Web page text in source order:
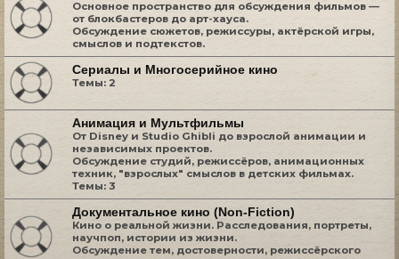
Основное пространство для обсуждения фильмов —
от блокбастеров до арт-хауса.
Обсуждение сюжетов, режиссуры, актёрской игры,
смыслов и подтекстов.
Сериалы и Многосерийное кино
Темы: 2
Анимация и Мультфильмы
От Disney и Studio Ghibli до взрослой анимации и
независимых проектов.
Обсуждение студий, режиссёров, анимационных
техник, "взрослых" смыслов в детских фильмах.
Темы: 3
Документальное кино (Non-Fiction)
Кино о реальной жизни. Расследования, портреты,
научпоп, истории из жизни.
Обсуждение тем, достоверности, режиссёрского